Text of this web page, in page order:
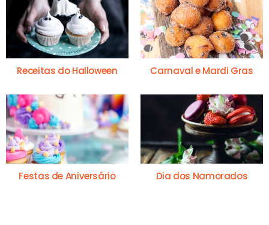
Receitas do Halloween Carnaval e Mardi Gras
Festas de Aniversário Dia dos Namorados